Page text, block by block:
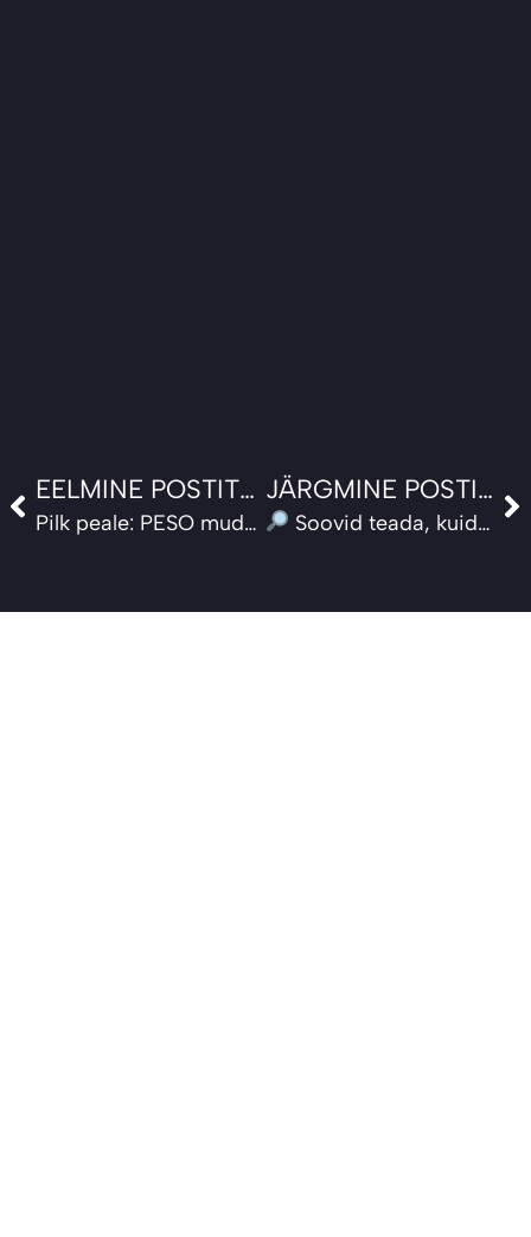
Prev EELMINE POSTITUS
Pilk peale: PESO mudeli uuendatud versioon on väljas
JÄRGMINE POSTITUS
Soovid teada, kuidas su kommunikatsioon tegelikult toimib? Tee miniaudit!